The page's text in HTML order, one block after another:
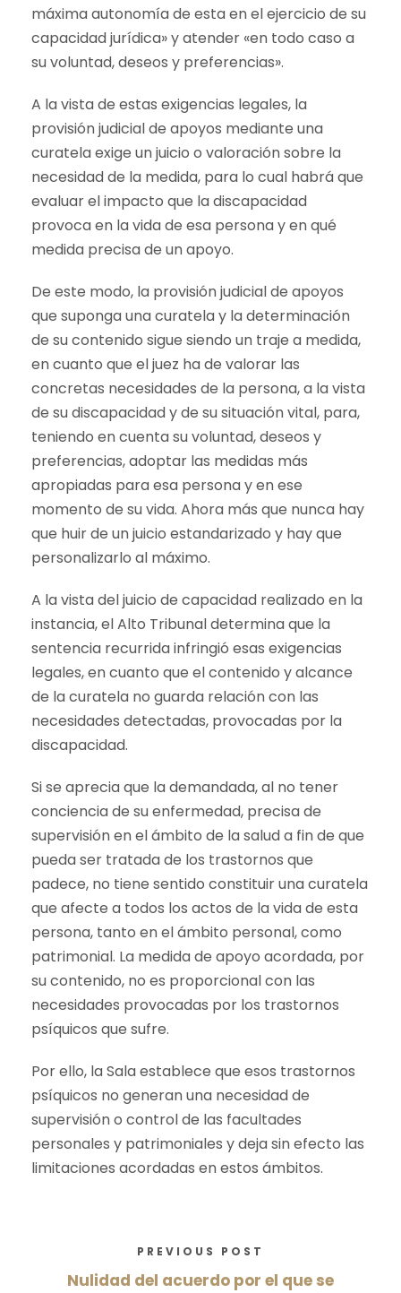
máxima autonomía de esta en el ejercicio de su
capacidad jurídica» y atender «en todo caso a
su voluntad, deseos y preferencias».
A la vista de estas exigencias legales, la
provisión judicial de apoyos mediante una
curatela exige un juicio o valoración sobre la
necesidad de la medida, para lo cual habrá que
evaluar el impacto que la discapacidad
provoca en la vida de esa persona y en qué
medida precisa de un apoyo.
De este modo, la provisión judicial de apoyos
que suponga una curatela y la determinación
de su contenido sigue siendo un traje a medida,
en cuanto que el juez ha de valorar las
concretas necesidades de la persona, a la vista
de su discapacidad y de su situación vital, para,
teniendo en cuenta su voluntad, deseos y
preferencias, adoptar las medidas más
apropiadas para esa persona y en ese
momento de su vida. Ahora más que nunca hay
que huir de un juicio estandarizado y hay que
personalizarlo al máximo.
A la vista del juicio de capacidad realizado en la
instancia, el Alto Tribunal determina que la
sentencia recurrida infringió esas exigencias
legales, en cuanto que el contenido y alcance
de la curatela no guarda relación con las
necesidades detectadas, provocadas por la
discapacidad.
Si se aprecia que la demandada, al no tener
conciencia de su enfermedad, precisa de
supervisión en el ámbito de la salud a fin de que
pueda ser tratada de los trastornos que
padece, no tiene sentido constituir una curatela
que afecte a todos los actos de la vida de esta
persona, tanto en el ámbito personal, como
patrimonial. La medida de apoyo acordada, por
su contenido, no es proporcional con las
necesidades provocadas por los trastornos
psíquicos que sufre.
Por ello, la Sala establece que esos trastornos
psíquicos no generan una necesidad de
supervisión o control de las facultades
personales y patrimoniales y deja sin efecto las
limitaciones acordadas en estos ámbitos.
PREVIOUS POST
Nulidad del acuerdo por el que se